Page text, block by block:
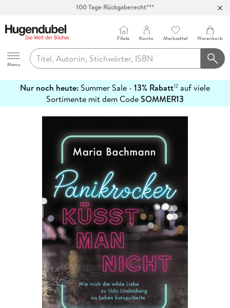
Abholung in über 100 Filialen
Hugendubel
Menu
Filiale Konto Merkzettel Warenkorb
Nur noch heute: Summer Sale - 13% Rabatt12 auf viele
Sortimente mit dem CodeSOMMER13
erfahren